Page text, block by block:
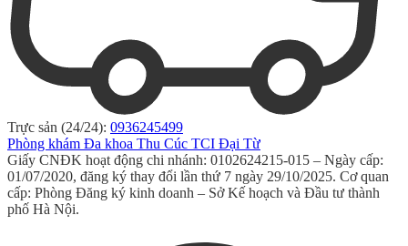
Trực sản (24/24): 0936245499
Phòng khám Đa khoa Thu Cúc TCI Đại Từ
Giấy CNĐK hoạt động chi nhánh: 0102624215-015 – Ngày cấp:
01/07/2020, đăng ký thay đổi lần thứ 7 ngày 29/10/2025. Cơ quan
cấp: Phòng Đăng ký kinh doanh – Sở Kế hoạch và Đầu tư thành
phố Hà Nội.